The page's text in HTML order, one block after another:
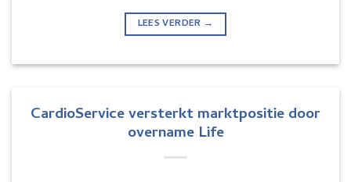
LEES VERDER →
CardioService versterkt marktpositie door
overname Life